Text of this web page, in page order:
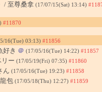
/ 至尊桑拿 (17/07/15(Sat) 13:14)
#11870
16(Tue) 03:13) #11856
好き ＠ (17/05/16(Tue) 14:22) #11857
ー (17/05/19(Fri) 07:35) #11860
ん (17/05/16(Tue) 19:23) #11858
包 (17/05/18(Thu) 12:27) #11859